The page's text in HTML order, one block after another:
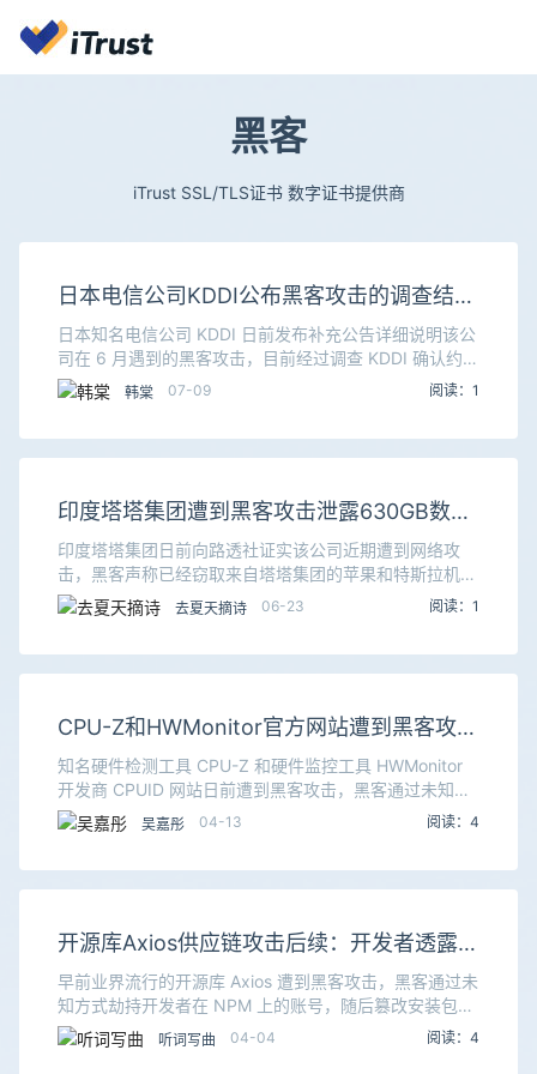
黑客
iTrust SSL/TLS证书 数字证书提供商
日本电信公司KDDI公布黑客攻击的调查结果
泄露1,223万名用户邮箱和761万名用户密码
日本知名电信公司 KDDI 日前发布补充公告详细说明该公
司在 6 月遇到的黑客攻击，目前经过调查 KDDI 确认约有
1,223 万名用户的电子邮件地址被黑客窃取，其中有 761
万名用户的密码也被窃
韩棠 07-09 阅读：1
印度塔塔集团遭到黑客攻击泄露630GB数据
苹果和特斯拉部分内部机密被泄露
印度塔塔集团日前向路透社证实该公司近期遭到网络攻
击，黑客声称已经窃取来自塔塔集团的苹果和特斯拉机密
文件，塔塔集团为诸多客户提供代工服务，苹果和特斯拉
等公司都是塔塔集团的客户，不过目前塔塔集团并未透露
去夏天摘诗 06-23 阅读：1
CPU-Z和HWMonitor官方网站遭到黑客攻击
用户可能要重装系统
知名硬件检测工具 CPU-Z 和硬件监控工具 HWMonitor
开发商 CPUID 网站日前遭到黑客攻击，黑客通过未知方
式入侵该网站的服务器，然后在网站上随机显示恶意链接
并诱导用户下载。最初 Red
吴嘉彤 04-13 阅读：4
开源库Axios供应链攻击后续：开发者透露为
什么自己的账号会被劫持
早前业界流行的开源库 Axios 遭到黑客攻击，黑客通过未
知方式劫持开发者在 NPM 上的账号，随后篡改安装包并
引入恶意依赖，恶意依赖则会收集和窃取已感染设备上的
机密信息。已经有诸多安全公司针对此次攻
听词写曲 04-04 阅读：4